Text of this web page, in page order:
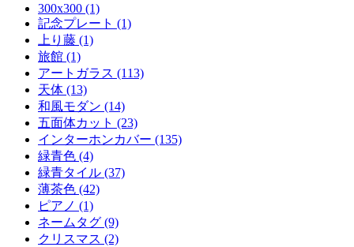
300x300 (1)
記念プレート (1)
上り藤 (1)
旅館 (1)
アートガラス (113)
天体 (13)
和風モダン (14)
五面体カット (23)
インターホンカバー (135)
緑青色 (4)
緑青タイル (37)
薄茶色 (42)
ピアノ (1)
ネームタグ (9)
クリスマス (2)